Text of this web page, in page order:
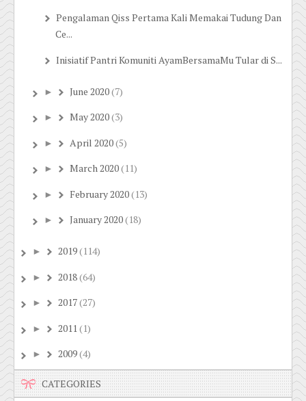
Pengalaman Qiss Pertama Kali Memakai Tudung Dan
Ce...
Inisiatif Pantri Komuniti AyamBersamaMu Tular di S...
► June 2020(7)
► May 2020(3)
► April 2020(5)
► March 2020(11)
► February 2020(13)
► January 2020(18)
► 2019(114)
► 2018(64)
► 2017(27)
► 2011(1)
► 2009(4)
CATEGORIES